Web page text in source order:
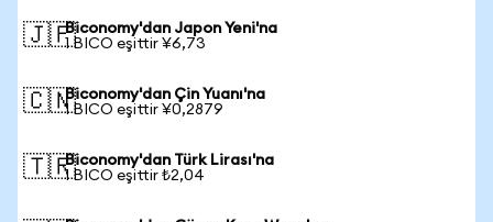
🇯🇵Biconomy'dan Japon Yeni'na
1 BICO eşittir ¥6,73
🇨🇳Biconomy'dan Çin Yuanı'na
1 BICO eşittir ¥0,2879
🇹🇷Biconomy'dan Türk Lirası'na
1 BICO eşittir ₺2,04